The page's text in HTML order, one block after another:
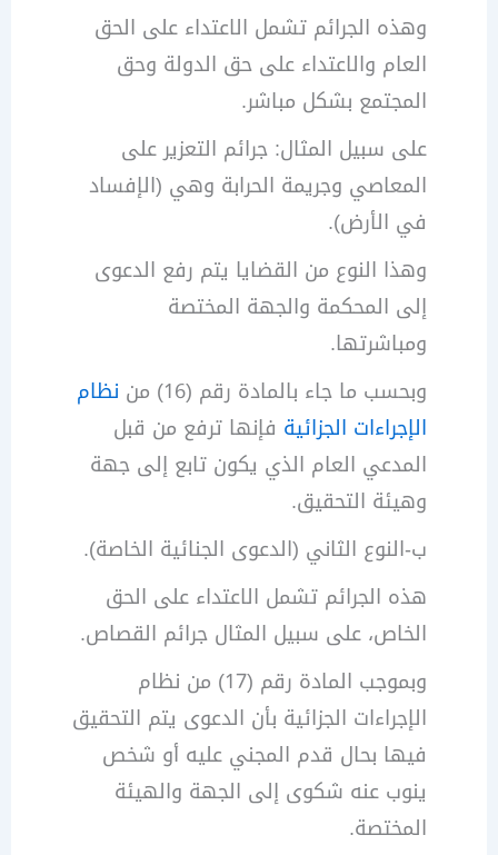
وهذه الجرائم تشمل الاعتداء على الحق
العام والاعتداء على حق الدولة وحق
المجتمع بشكل مباشر.
على سبيل المثال: جرائم التعزير على
المعاصي وجريمة الحرابة وهي (الإفساد
في الأرض).
وهذا النوع من القضايا يتم رفع الدعوى
إلى المحكمة والجهة المختصة
ومباشرتها.
وبحسب ما جاء بالمادة رقم (16) من
نظام
الإجراءات الجزائية فإنها ترفع من قبل
المدعي العام الذي يكون تابع إلى جهة
وهيئة التحقيق.
ب-النوع الثاني (الدعوى الجنائية الخاصة).
هذه الجرائم تشمل الاعتداء على الحق
الخاص، على سبيل المثال جرائم القصاص.
وبموجب المادة رقم (17) من نظام
الإجراءات الجزائية بأن الدعوى يتم التحقيق
فيها بحال قدم المجني عليه أو شخص
ينوب عنه شكوى إلى الجهة والهيئة
المختصة.